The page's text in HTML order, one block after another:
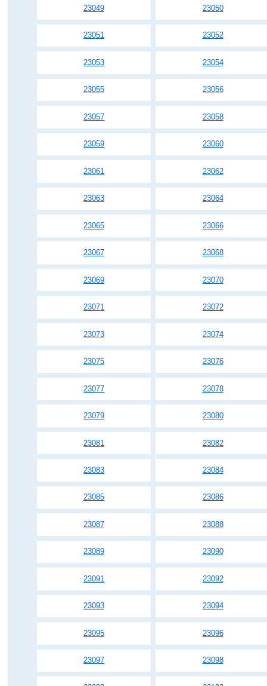
23049 23050
23051 23052
23053 23054
23055 23056
23057 23058
23059 23060
23061 23062
23063 23064
23065 23066
23067 23068
23069 23070
23071 23072
23073 23074
23075 23076
23077 23078
23079 23080
23081 23082
23083 23084
23085 23086
23087 23088
23089 23090
23091 23092
23093 23094
23095 23096
23097 23098